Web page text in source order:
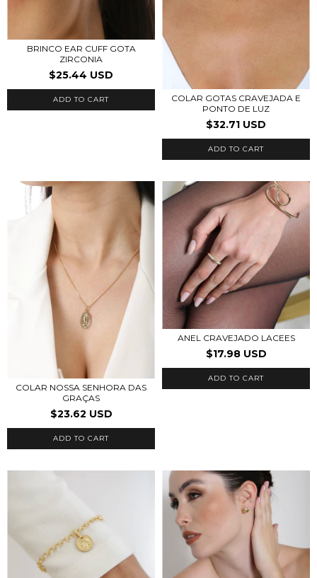
BRINCO EAR CUFF GOTA
ZIRCONIA
$25.44 USD
ADD TO CART
COLAR GOTAS CRAVEJADA E
PONTO DE LUZ
$32.71 USD
COLAR NOSSA SENHORA DAS
GRAÇAS
$23.62 USD
ANEL CRAVEJADO LACEES
$17.98 USD
ADD TO CART